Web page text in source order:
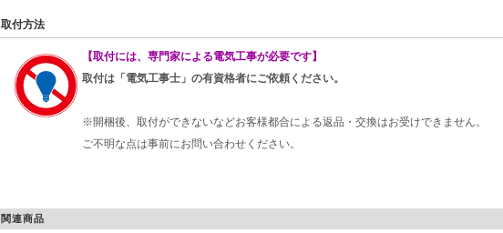
取付方法
【取付には、専門家による電気工事が必要です】
取付は「電気工事士」の有資格者にご依頼ください。
※開梱後、取付ができないなどお客様都合による返品・交換はお受けできません。
ご不明な点は事前にお問い合わせください。
関連商品